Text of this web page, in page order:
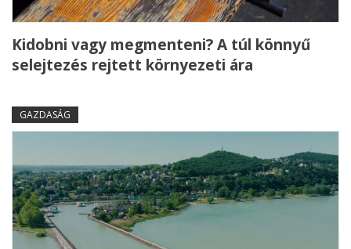
Kidobni vagy megmenteni? A túl könnyű
selejtezés rejtett környezeti ára
GAZDASÁG